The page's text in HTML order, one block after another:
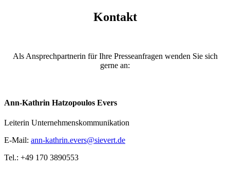
Kontakt
Als Ansprechpartnerin für Ihre Presseanfragen wenden Sie sich
gerne an:
Ann-Kathrin Hatzopoulos Evers
Leiterin Unternehmenskommunikation
E-Mail: ann-kathrin.evers@sievert.de
Tel.: +49 170 3890553